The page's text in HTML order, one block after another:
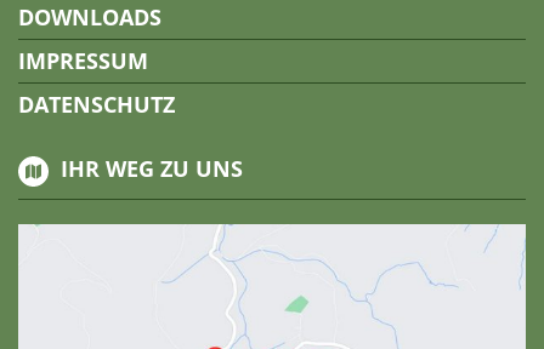
DOWNLOADS
IMPRESSUM
DATENSCHUTZ
IHR WEG ZU UNS